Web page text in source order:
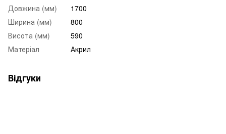
Довжина (мм)
1700
Ширина (мм)
800
Висота (мм)
590
Матеріал
Акрил
Відгуки